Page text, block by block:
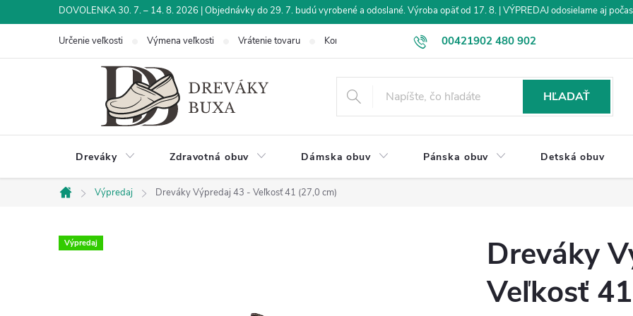
na
DOVOLENKA 30. 7. – 14. 8. 2026 | Objednávky do 29. 7. budú vyrobené a odoslané. Výroba opäť od 17. 8. | VÝPREDAJ odosielame aj
00421902 480 902
eshop@drevakybuxa.sk
Určenie veľkosti Výmena veľkosti Vrátenie tovaru Kontakt Veľkoobchod Obchodné podmienky
HĽADAŤ
Dreváky Zdravotná obuv Dámska obuv Pánska obuv Detská obuv
Domov
Výpredaj Dreváky Výpredaj 43 - Veľkosť 41 (27,0 cm)
Výpredaj
Dreváky
Veľkosť